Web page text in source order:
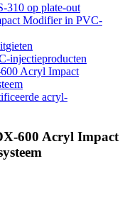
310 op plate-out
Modifier in PVC-
injectieproducten
Acryl Impact
acryl-
600 Acryl Impact